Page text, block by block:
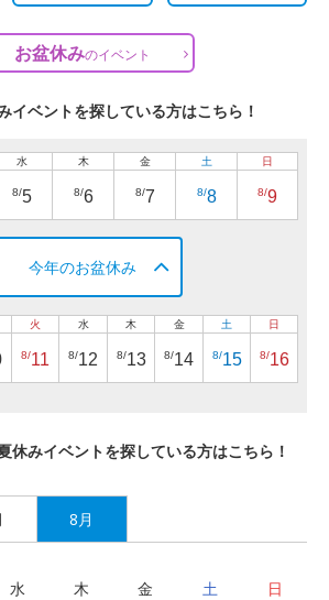
お盆休みのイベント
イベントを探している方はこちら！
水
8/5
木
8/6
金
8/7
土
8/8
日
8/9
今年のお盆休み
火
8/11
水
8/12
木
8/13
金
8/14
土
8/15
日
8/16
休みイベントを探している方はこちら！
8月
水 木 金 土 日